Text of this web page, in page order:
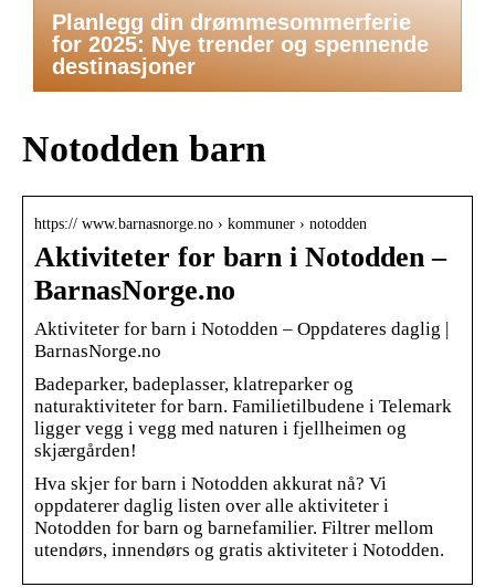
Planlegg din drømmesommerferie
for 2025: Nye trender og spennende
destinasjoner
Notodden barn
https:// www.barnasnorge.no › kommuner › notodden
Aktiviteter for barn i Notodden –
BarnasNorge.no
Aktiviteter for barn i Notodden – Oppdateres daglig |
BarnasNorge.no
Badeparker, badeplasser, klatreparker og
naturaktiviteter for barn. Familietilbudene i Telemark
ligger vegg i vegg med naturen i fjellheimen og
skjærgården!
Hva skjer for barn i Notodden akkurat nå? Vi
oppdaterer daglig listen over alle aktiviteter i
Notodden for barn og barnefamilier. Filtrer mellom
utendørs, innendørs og gratis aktiviteter i Notodden.